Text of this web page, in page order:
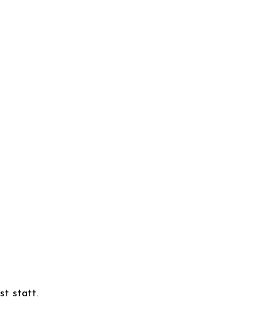
statt.